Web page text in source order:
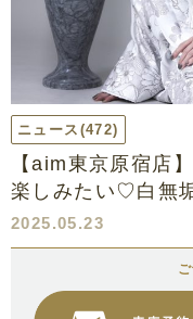
ニュース (472)
【aim東京原宿店
楽しみたい♡白無
2025.05.23